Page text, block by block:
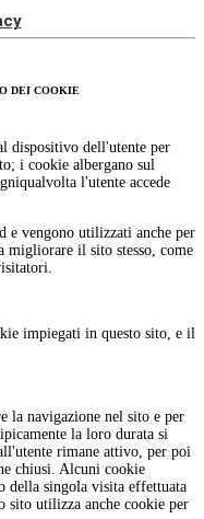
DEI COOKIE
dispositivo dell'utente per
i cookie albergano sul
l'utente accede
e vengono utilizzati anche per
migliorare il sito stesso, come
impiegati in questo sito, e il
la navigazione nel sito e per
la loro durata si
rimane attivo, per poi
chiusi. Alcuni cookie
della singola visita effettuata
sito utilizza anche cookie per